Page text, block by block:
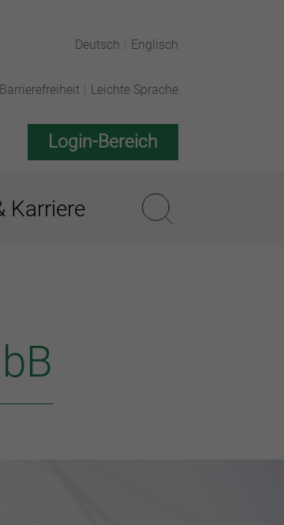
Deutsch Englisch
Barrierefreiheit Leichte Sprache
Login-Bereich
Karriere